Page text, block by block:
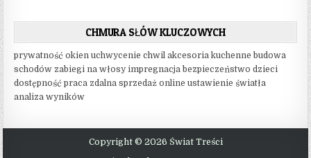
CHMURA SŁÓW KLUCZOWYCH
prywatność okien uchwycenie chwil akcesoria kuchenne budowa
schodów zabiegi na włosy impregnacja bezpieczeństwo dzieci
dostępność praca zdalna sprzedaż online ustawienie światła
analiza wyników
Copyright © 2026 Świat Treści